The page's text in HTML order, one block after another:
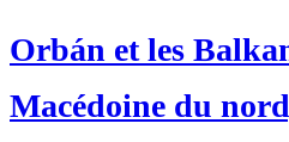
Orbán et les
Macédoine du